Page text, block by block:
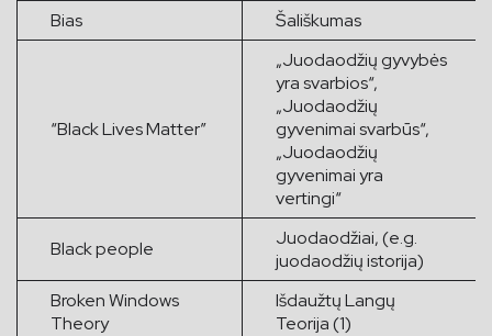
Bias
Šališkumas
“Black Lives Matter”
„Juodaodžių gyvybės
yra svarbios“,
„Juodaodžių
gyvenimai svarbūs“,
„Juodaodžių
gyvenimai yra
vertingi“
Black people
Juodaodžiai, (e.g.
juodaodžių istorija)
Broken Windows
Theory
Išdaužtų Langų
Teorija (1)